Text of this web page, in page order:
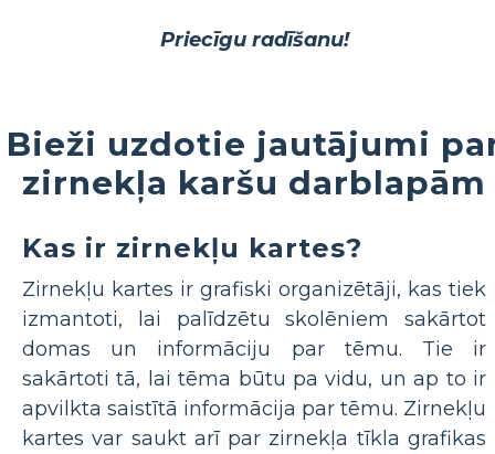
Priecīgu radīšanu!
Bieži uzdotie jautājumi
zirnekļa karšu darblapām
Kas ir zirnekļu kartes?
Zirnekļu kartes ir grafiski organizētāji, kas tiek
izmantoti, lai palīdzētu skolēniem sakārtot
domas un informāciju par tēmu. Tie ir
sakārtoti tā, lai tēma būtu pa vidu, un ap to ir
apvilkta saistītā informācija par tēmu. Zirnekļu
kartes var saukt arī par zirnekļa tīkla grafikas